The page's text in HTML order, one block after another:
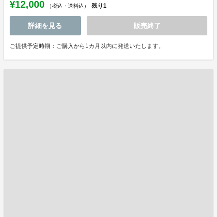
¥12,000 （税込・送料込） 残り1
詳細を見る 販売終了
ご提供予定時期：ご購入から1カ月以内に発送いたします。